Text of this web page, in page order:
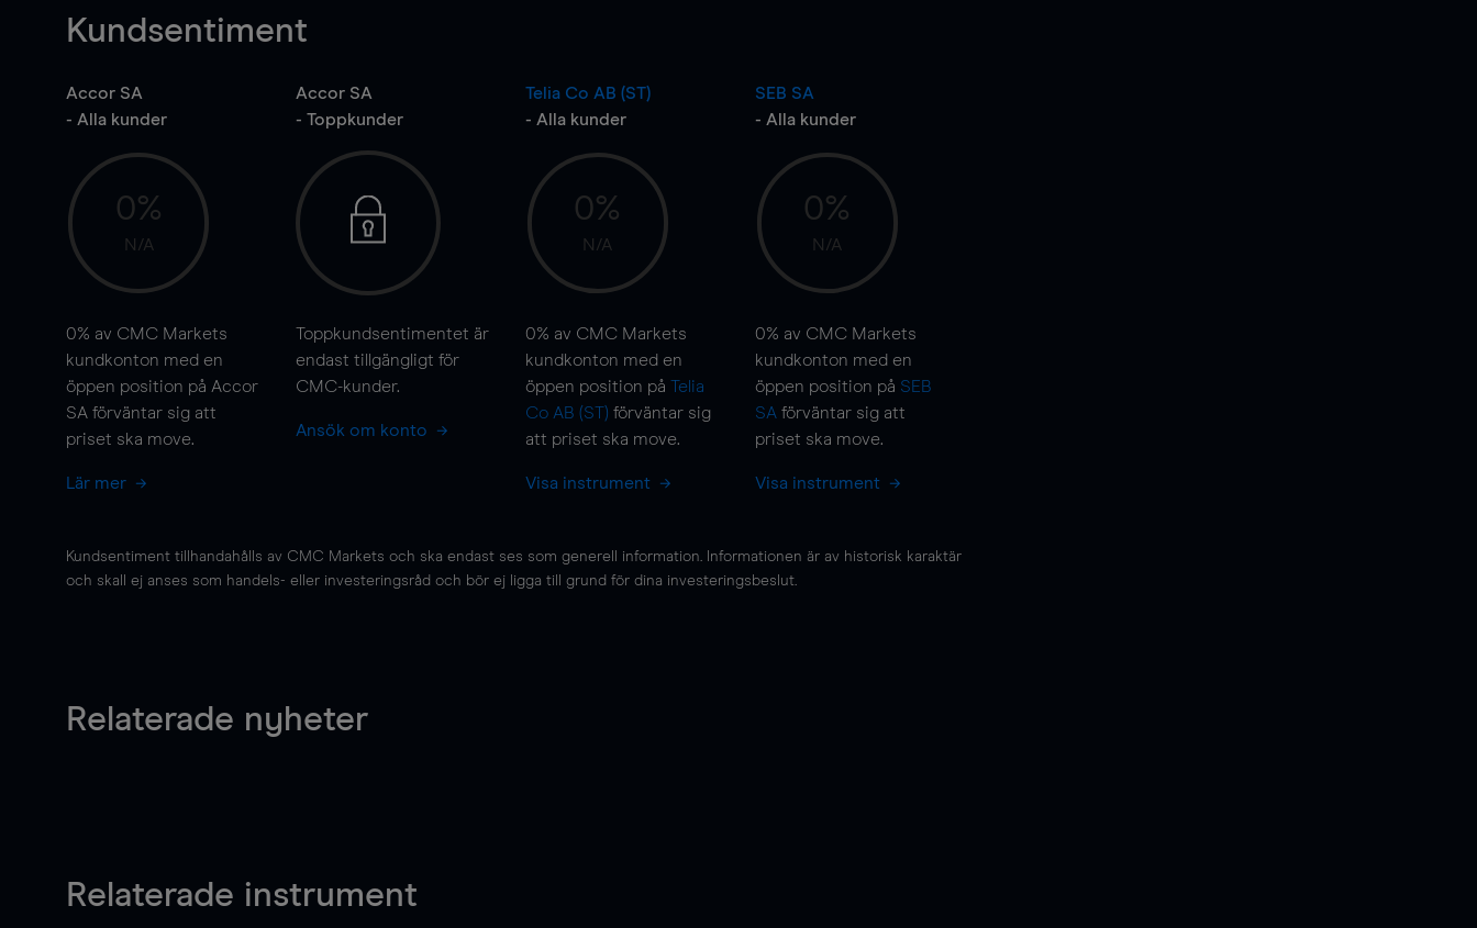
Kundsentiment
Accor SA
- Alla kunder
0%
N/A
0% av CMC Markets
kundkonton med en
öppen position på Accor
SA förväntar sig att
priset ska move.
Lär mer
Accor SA
- Toppkunder
Toppkundsentimentet är
endast tillgängligt för
CMC-kunder.
Ansök om konto
Telia Co AB (ST)
- Alla kunder
0%
N/A
0% av CMC Markets
kundkonton med en
öppen position på Telia
Co AB (ST) förväntar sig
att priset ska move.
Visa instrument
SEB SA
- Alla kunder
0%
N/A
0% av CMC Markets
kundkonton med en
öppen position på SEB
SA förväntar sig att
priset ska move.
Visa instrument
Kundsentiment tillhandahålls av CMC Markets och ska endast ses som generell information. Informationen är av historisk karaktär
och skall ej anses som handels- eller investeringsråd och bör ej ligga till grund för dina investeringsbeslut.
Relaterade nyheter
Relaterade instrument